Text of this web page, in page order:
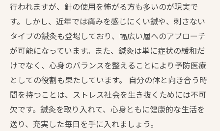
行われますが、針の使用を怖がる方も多いのが現実で
す。しかし、近年では痛みを感じにくい鍼や、刺さない
タイプの鍼灸も登場しており、幅広い層へのアプローチ
が可能になっています。また、鍼灸は単に症状の緩和だ
けでなく、心身のバランスを整えることにより予防医療
としての役割も果たしています。 自分の体と向き合う時
間を持つことは、ストレス社会を生き抜くためには不可
欠です。鍼灸を取り入れて、心身ともに健康的な生活を
送り、充実した毎日を手に入れましょう。